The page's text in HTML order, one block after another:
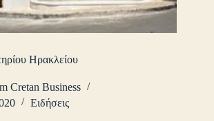
Ηρακλείου
Cretan Business
Ειδήσεις